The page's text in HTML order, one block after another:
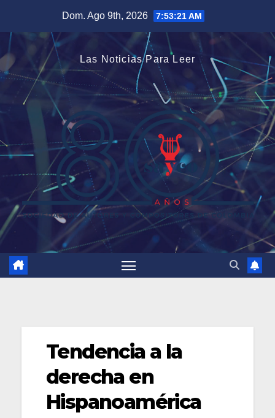
contenido
Dom. Ago 9th, 2026 7:53:21 AM
Las Noticias Para Leer
Tendencia a la
derecha en
Hispanoamérica